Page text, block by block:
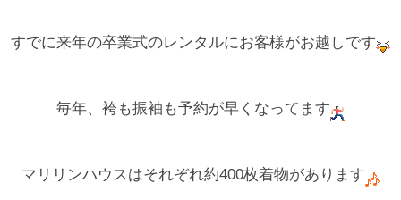
すでに来年の卒業式のレンタルにお客様がお越しです
毎年、袴も振袖も予約が早くなってます
マリリンハウスはそれぞれ約400枚着物があります